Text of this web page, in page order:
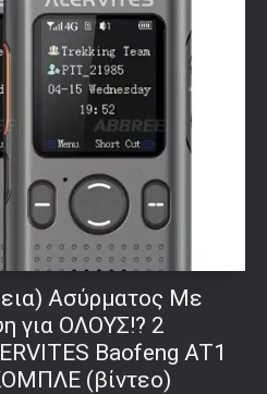
Ασύρματος Με
για ΟΛΟΥΣ!? 2
Baofeng AT1
(βίντεο)